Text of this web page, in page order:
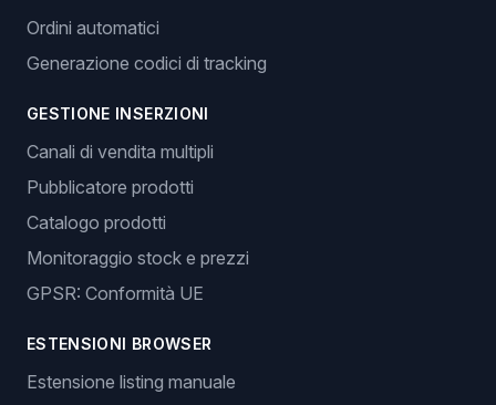
Ordini automatici
Generazione codici di tracking
GESTIONE INSERZIONI
Canali di vendita multipli
Pubblicatore prodotti
Catalogo prodotti
Monitoraggio stock e prezzi
GPSR: Conformità UE
ESTENSIONI BROWSER
Estensione listing manuale